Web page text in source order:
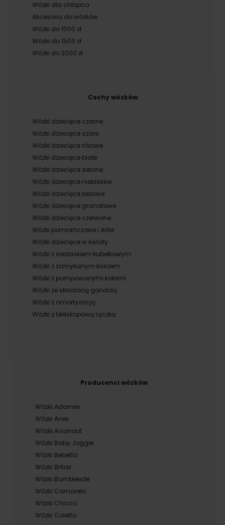
Wózki dla chłopca
Akcesoria do wózków
Wózki do 1000 zł
Wózki do 1500 zł
Wózki do 2000 zł
Cechy wózków
Wózki dziecięce czarne
Wózki dziecięce szare
Wózki dziecięce różowe
Wózki dziecięce białe
Wózki dziecięce zielone
Wózki dziecięce niebieskie
Wózki dziecięce beżowe
Wózki dziecięce granatowe
Wózki dziecięce czerwone
Wózki pomrańczowe i żłóte
Wózki dziecięce w kwiaty
Wózki z siedziskiem kubełkowym
Wózki z zamykanym koszem
Wózki z pompowanymi kołami
Wózki ze składaną gondolą
Wózki z amortyzacją
Wózki z teleskopową rączką
Producenci wózków
Wózki Adamex
Wózki Anex
Wózki Avionaut
Wózki Baby Jogger
Wózki Bebetto
Wózki Britax
Wózki Bumbleride
Wózki Camarelo
Wózki Chicco
Wózki Coletto